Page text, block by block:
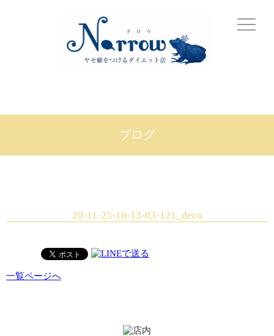
ブログ
20-11-25-16-13-03-121_deco
一覧ページへ